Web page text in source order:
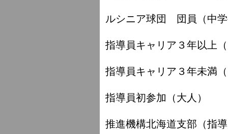
ルシニア球団 団員（中
指導員キャリア３年以上
指導員キャリア３年未満
指導員初参加（大人）
推進機構北海道支部（指